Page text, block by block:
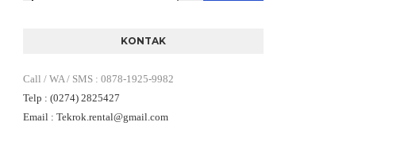
KONTAK
Call / WA / SMS : 0878-1925-9982
Telp : (0274) 2825427
Email : Tekrok.rental@gmail.com